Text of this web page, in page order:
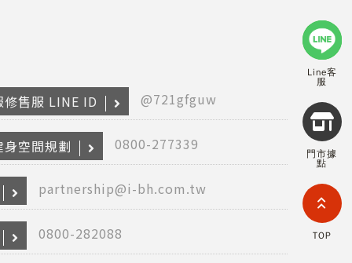
Line客
服
門市據
點
TOP
售服 LINE ID @721gfguw
空間規劃 0800-277339
partnership@i-bh.com.tw
0800-282088